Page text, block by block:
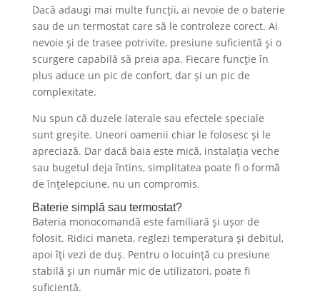
Dacă adaugi mai multe funcții, ai nevoie de o baterie
sau de un termostat care să le controleze corect. Ai
nevoie și de trasee potrivite, presiune suficientă și o
scurgere capabilă să preia apa. Fiecare funcție în
plus aduce un pic de confort, dar și un pic de
complexitate.
Nu spun că duzele laterale sau efectele speciale
sunt greșite. Uneori oamenii chiar le folosesc și le
apreciază. Dar dacă baia este mică, instalația veche
sau bugetul deja întins, simplitatea poate fi o formă
de înțelepciune, nu un compromis.
Baterie simplă sau termostat?
Bateria monocomandă este familiară și ușor de
folosit. Ridici maneta, reglezi temperatura și debitul,
apoi îți vezi de duș. Pentru o locuință cu presiune
stabilă și un număr mic de utilizatori, poate fi
suficientă.